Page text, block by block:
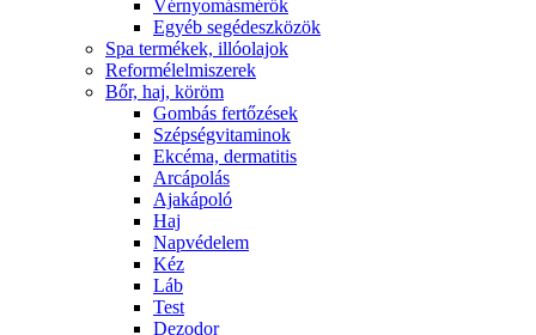
Vérnyomásmérők
Egyéb segédeszközök
Spa termékek, illóolajok
Reformélelmiszerek
Bőr, haj, köröm
Gombás fertőzések
Szépségvitaminok
Ekcéma, dermatitis
Arcápolás
Ajakápoló
Haj
Napvédelem
Kéz
Láb
Test
Dezodor